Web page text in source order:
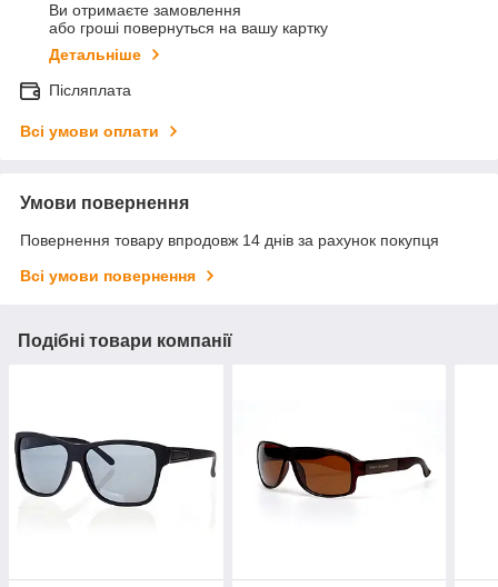
Ви отримаєте замовлення
або гроші повернуться на вашу картку
Детальніше
Післяплата
Всі умови оплати
Умови повернення
Повернення товару впродовж 14 днів за рахунок покупця
Всі умови повернення
Подібні товари компанії